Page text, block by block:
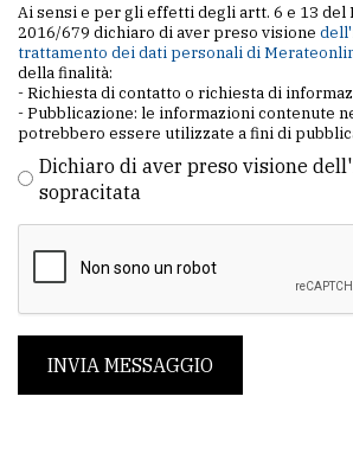
Ai sensi e per gli effetti degli artt. 6 e 13 del
2016/679 dichiaro di aver preso visione
trattamento dei dati personali di
della finalità:
- Richiesta di contatto o richiesta di
- Pubblicazione: le informazioni contenute
potrebbero essere utilizzate a fini di
Dichiaro di aver preso visione
sopracitata
INVIA MESSAGGIO